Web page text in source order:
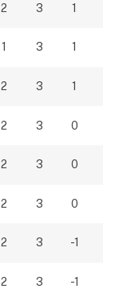
2 3 1
1 3 1
2 3 1
2 3 0
2 3 0
2 3 0
2 3 -1
2 3 -1